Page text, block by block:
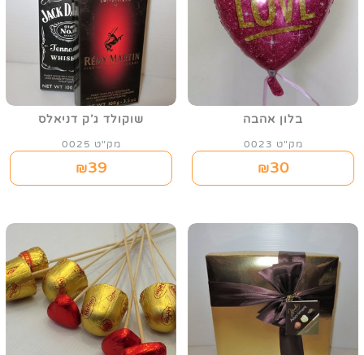
בלון אהבה
מק"ט 0023
₪30
שוקולד ג'ק דניאלס
מק"ט 0025
₪39